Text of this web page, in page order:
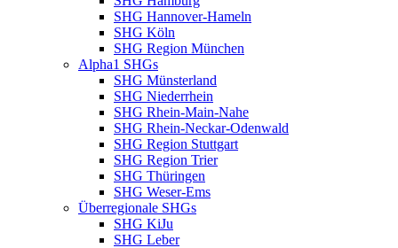
SHG Hannover-Hameln
SHG Köln
SHG Region München
Alpha1 SHGs
SHG Münsterland
SHG Niederrhein
SHG Rhein-Main-Nahe
SHG Rhein-Neckar-Odenwald
SHG Region Stuttgart
SHG Region Trier
SHG Thüringen
SHG Weser-Ems
Überregionale SHGs
SHG KiJu
SHG Leber